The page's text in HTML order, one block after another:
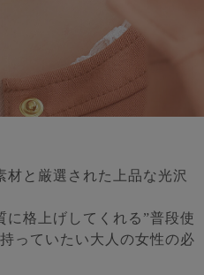
材と厳選された上品な光沢
格上げしてくれる”普段使
っていたい大人の女性の必